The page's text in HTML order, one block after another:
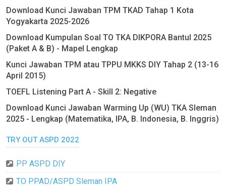
Download Kunci Jawaban TPM TKAD Tahap 1 Kota
Yogyakarta 2025-2026
Download Kumpulan Soal TO TKA DIKPORA Bantul 2025
(Paket A & B) - Mapel Lengkap
Kunci Jawaban TPM atau TPPU MKKS DIY Tahap 2 (13-16
April 2015)
TOEFL Listening Part A - Skill 2: Negative
Download Kunci Jawaban Warming Up (WU) TKA Sleman
2025 - Lengkap (Matematika, IPA, B. Indonesia, B. Inggris)
TRY OUT ASPD 2022
PP ASPD DIY
TO PPAD/ASPD Sleman IPA